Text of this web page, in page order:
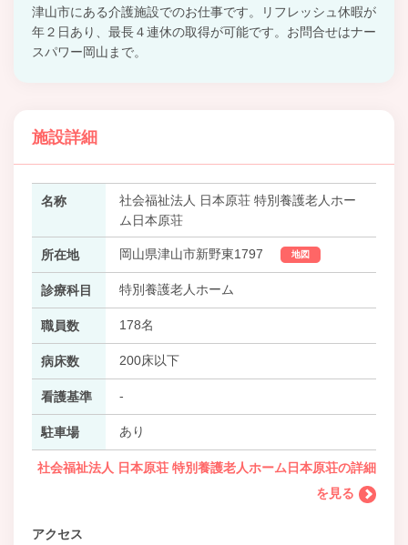
津山市にある介護施設でのお仕事です。リフレッシュ休暇が
年２日あり、最長４連休の取得が可能です。お問合せはナー
スパワー岡山まで。
施設詳細
名称
社会福祉法人 日本原荘 特別養護老人ホー
ム日本原荘
所在地 岡山県津山市新野東1797 地図
診療科目 特別養護老人ホーム
職員数 178名
病床数 200床以下
看護基準 -
駐車場 あり
社会福祉法人 日本原荘 特別養護老人ホーム日本原荘の詳細
を見る
アクセス